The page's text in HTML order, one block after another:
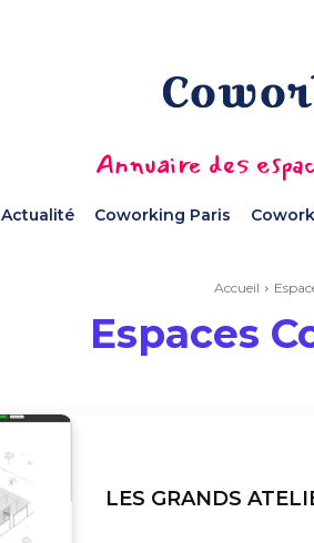
Annuaire des
Actualité Coworking Paris
Accueil
Espaces
LES GRANDS